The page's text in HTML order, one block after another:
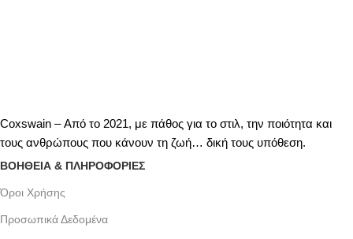
Coxswain – Από το 2021, με πάθος για το στιλ, την ποιότητα και
τους ανθρώπους που κάνουν τη ζωή… δική τους υπόθεση.
ΒΟΗΘΕΙΑ & ΠΛΗΡΟΦΟΡΙΕΣ
Όροι Xρήσης
Προσωπικά Δεδομένα